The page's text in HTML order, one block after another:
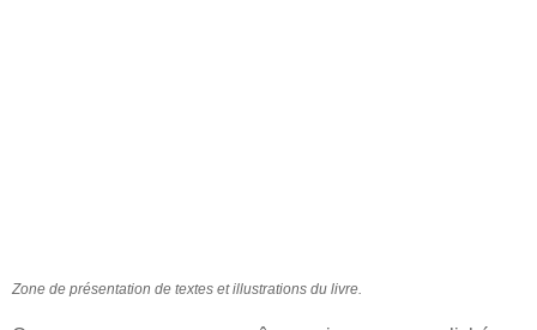
Zone de présentation de textes et illustrations du livre.